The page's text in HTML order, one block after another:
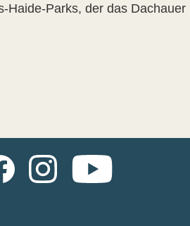
Haide-Parks, der das
InstagramYouTube